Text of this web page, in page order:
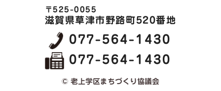
〒525-0055
滋賀県草津市野路町520番地
077-564-1430
077-564-1430
© 老上学区まちづくり協議会